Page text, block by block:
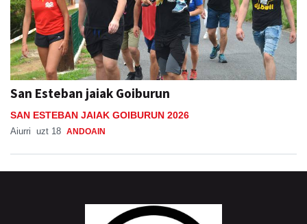
San Esteban jaiak Goiburun
SAN ESTEBAN JAIAK GOIBURUN 2026
Aiurri uzt 18 ANDOAIN